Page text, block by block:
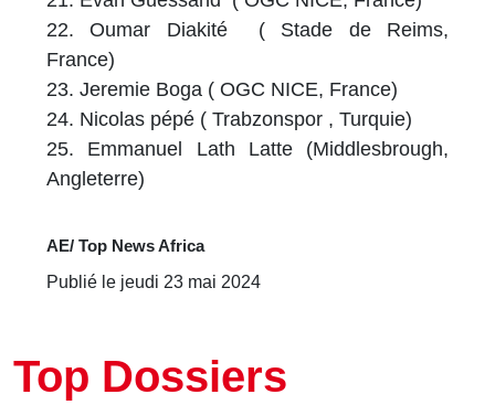
22. Oumar Diakité ( Stade de Reims,
France)
23. Jeremie Boga ( OGC NICE, France)
24. Nicolas pépé ( Trabzonspor , Turquie)
25. Emmanuel Lath Latte (Middlesbrough,
Angleterre)
AE/ Top News Africa
Publié le jeudi 23 mai 2024
Top Dossiers